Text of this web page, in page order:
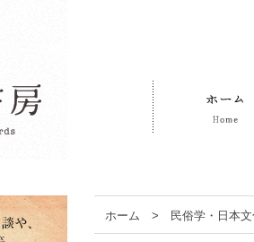
ホーム > 民俗学・日本